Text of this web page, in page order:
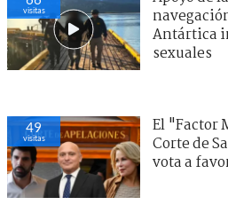
visitas
Antártica
sexuales
49
visitas
El "Factor
Corte de
vota a